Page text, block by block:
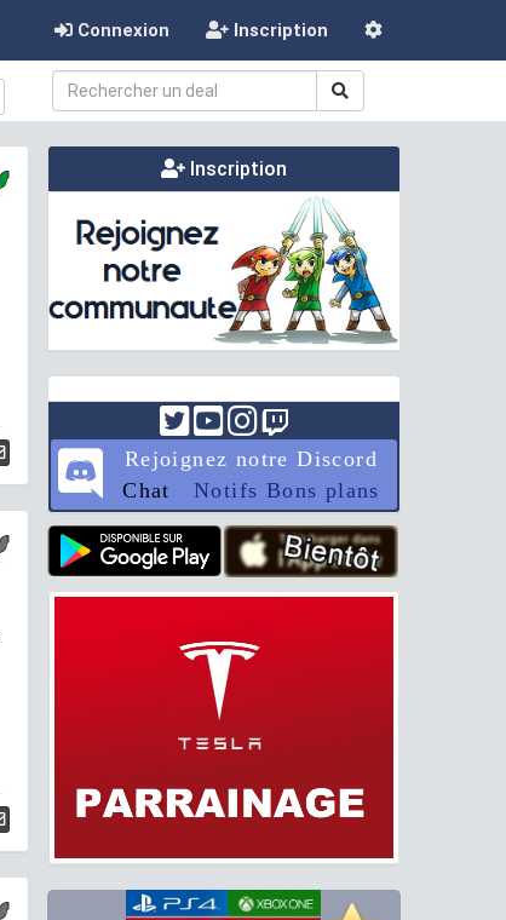
Connexion Inscription
Inscription
Rejoignez notre Discord
Chat
Notifs Bons plans